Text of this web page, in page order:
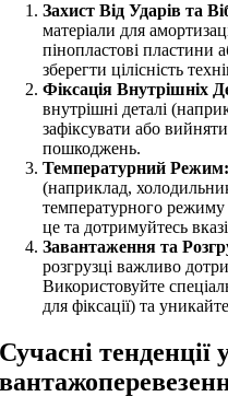
Захист Від Ударів та
матеріали для
пінопластові пластини
зберегти цілісність
Фіксація Внутрішніх
внутрішні деталі
зафіксувати або
пошкоджень.
Температурний Режим:
(наприклад,
температурного режиму
це та дотримуйтесь
Завантаження та
розгрузці важливо
Використовуйте
для фіксації) та
Сучасні тенденції